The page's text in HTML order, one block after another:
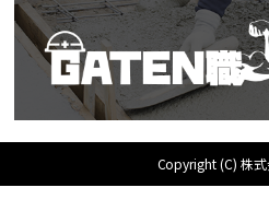
Copyright (C) 株